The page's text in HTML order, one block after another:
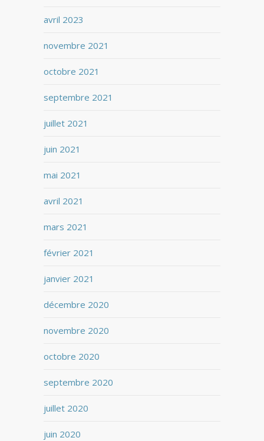
avril 2023
novembre 2021
octobre 2021
septembre 2021
juillet 2021
juin 2021
mai 2021
avril 2021
mars 2021
février 2021
janvier 2021
décembre 2020
novembre 2020
octobre 2020
septembre 2020
juillet 2020
juin 2020